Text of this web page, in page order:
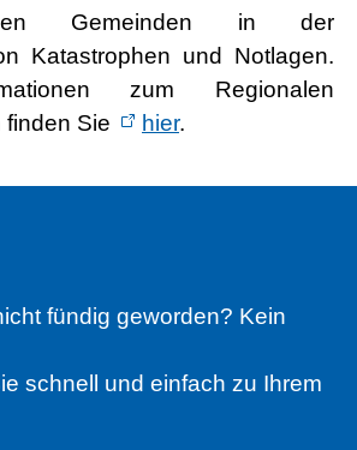
Gemeinden in der
Katastrophen und Notlagen.
zum Regionalen
Sie
hier.
fündig geworden? Kein
schnell und einfach zu Ihrem